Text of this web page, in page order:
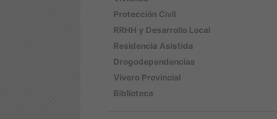
Protección Civil
RRHH y Desarrollo Local
Residencia Asistida
Drogodependencias
Vivero Provincial
Biblioteca